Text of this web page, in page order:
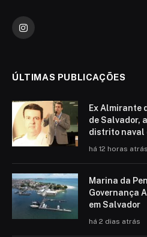
Instagram
ÚLTIMAS PUBLICAÇÕES
Ex Almirante
de Salvador,
distrito naval
há 12 horas atrás
Marina da
Governança
em Salvador
há 2 dias atrás